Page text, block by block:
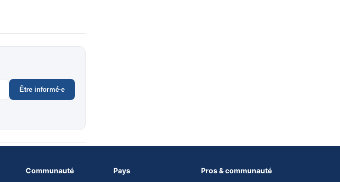
Être informé·e
Communauté Pays Pros & communauté